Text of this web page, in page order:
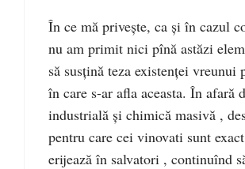
În ce mă privește, ca și în cazul
nu am primit nici pînă astăzi
să susțină teza existenței vreunui
în care s-ar afla aceasta. În afară
industrială și chimică masivă ,
pentru care cei vinovati sunt
erijează în salvatori , continuînd